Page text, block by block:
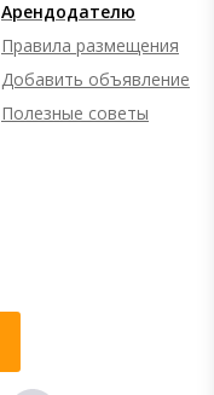
Арендодателю
Правила размещения
Добавить объявление
Полезные советы